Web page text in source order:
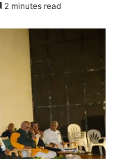
2 minutes read